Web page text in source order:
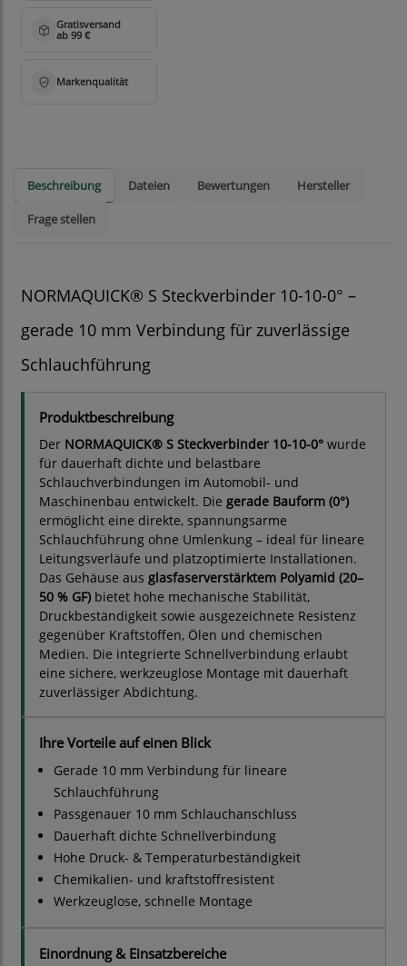
Beschreibung Dateien Bewertungen Hersteller
Frage stellen
NORMAQUICK® S Steckverbinder 10-10-0° –
gerade 10 mm Verbindung für zuverlässige
Schlauchführung
Produktbeschreibung
Der NORMAQUICK® S Steckverbinder 10-10-0° wurde
für dauerhaft dichte und belastbare
Schlauchverbindungen im Automobil- und
Maschinenbau entwickelt. Die gerade Bauform (0°)
ermöglicht eine direkte, spannungsarme
Schlauchführung ohne Umlenkung – ideal für lineare
Leitungsverläufe und platzoptimierte Installationen.
Das Gehäuse aus glasfaserverstärktem Polyamid (20–
50 % GF) bietet hohe mechanische Stabilität,
Druckbeständigkeit sowie ausgezeichnete Resistenz
gegenüber Kraftstoffen, Ölen und chemischen
Medien. Die integrierte Schnellverbindung erlaubt
eine sichere, werkzeuglose Montage mit dauerhaft
zuverlässiger Abdichtung.
Ihre Vorteile auf einen Blick
Gerade 10 mm Verbindung für lineare
Schlauchführung
Passgenauer 10 mm Schlauchanschluss
Dauerhaft dichte Schnellverbindung
Hohe Druck- & Temperaturbeständigkeit
Chemikalien- und kraftstoffresistent
Werkzeuglose, schnelle Montage
Einordnung & Einsatzbereiche